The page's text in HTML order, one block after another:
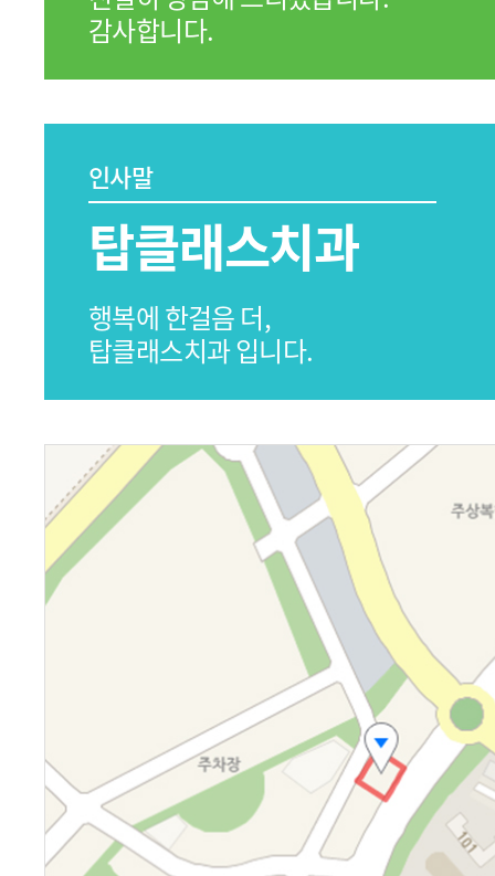
감사합니다.
인사말
탑클래스치과
행복에 한걸음 더,
탑클래스치과 입니다.